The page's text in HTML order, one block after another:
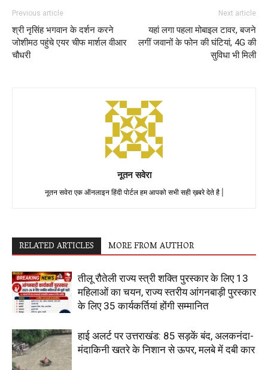
Previous article
श्री नृसिंह भगवान के दर्शन करने
जोशीमठ पहुंचे एयर चीफ मार्शल वीआर
चौधरी
Next article
यहां लगा पहला मोबाइल टावर, बजने
लगीं जवानों के फोन की घंटियां, 4G की
सुविधा भी मिली
नूतन सवेरा
नूतन सवेरा एक ऑनलाइन हिंदी पोर्टल हम आपको सभी सही ख़बरे देते है |
RELATED ARTICLES MORE FROM AUTHOR
तीलू रौतेली राज्य स्त्री शक्ति पुरस्कार के लिए 13
महिलाओं का चयन, राज्य स्तरीय आंगनबाड़ी पुरस्कार
के लिए 35 कार्यकर्तियां होंगी सम्मानित
हाई अलर्ट पर उत्तराखंड: 85 सड़कें बंद, अलकनंदा-
मंदाकिनी खतरे के निशान से ऊपर, मलबे में दबी कार